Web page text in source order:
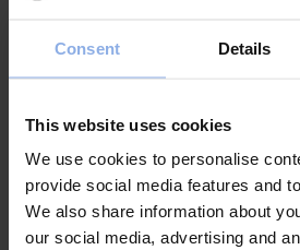
Consent Details
This website uses cookies
We use cookies to personalise
provide social media features and
We also share information about
our social media, advertising and
Idag
KommandeKommande Välj